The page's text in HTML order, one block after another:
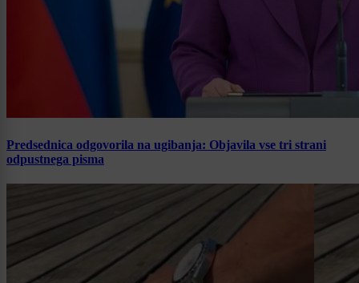
Predsednica odgovorila na ugibanja: Objavila vse tri strani
odpustnega pisma